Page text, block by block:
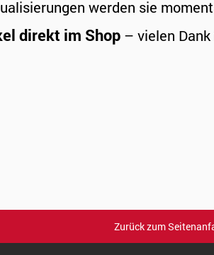
werden sie
direkt im Shop – vielen
Zurück zum